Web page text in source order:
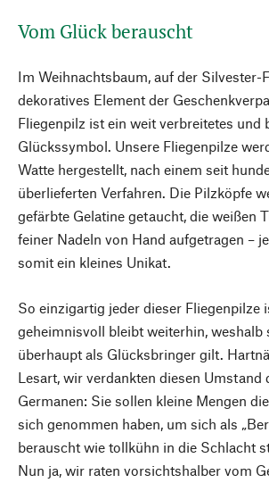
Vom Glück berauscht
Im Weihnachtsbaum, auf der Silvester-
dekoratives Element der
Fliegenpilz ist ein weit verbreitetes und
Glückssymbol. Unsere Fliegenpilze
Watte hergestellt, nach einem seit
überlieferten Verfahren. Die Pilzköpfe
gefärbte Gelatine getaucht, die weißen
feiner Nadeln von Hand aufgetragen –
somit ein kleines Unikat.
So einzigartig jeder dieser Fliegenpilze
geheimnisvoll bleibt weiterhin, weshalb
überhaupt als Glücksbringer gilt.
Lesart, wir verdankten diesen Umstand
Germanen: Sie sollen kleine Mengen
sich genommen haben, um sich als
berauscht wie tollkühn in die Schlacht
Nun ja, wir raten vorsichtshalber vom